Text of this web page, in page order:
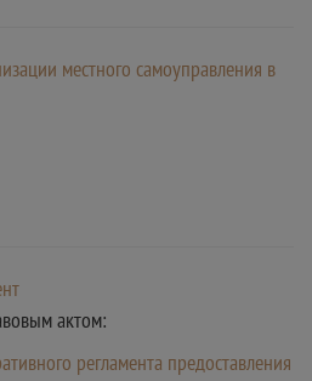
местного самоуправления в
актом:
регламента предоставления